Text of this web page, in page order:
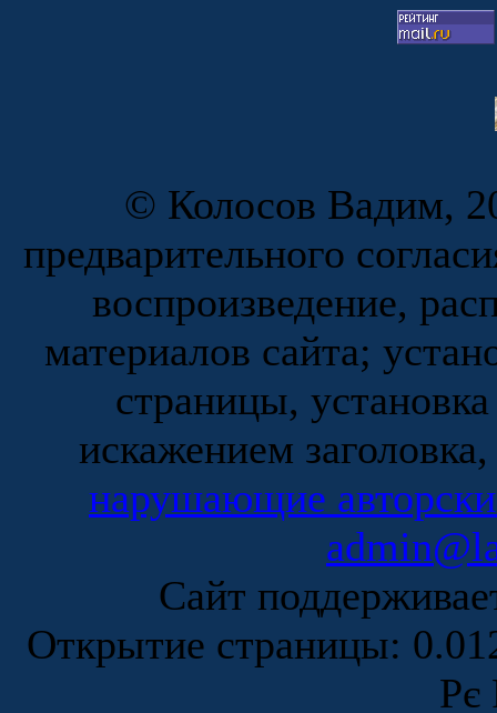
© Колосов Вадим,
предварительного
воспроизведение,
материалов сайта;
страницы,
искажением
нарушающие
Сайт
Открытие страницы:
Рє